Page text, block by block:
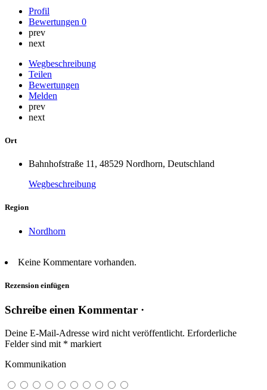
Profil
Bewertungen 0
prev
next
Wegbeschreibung
Teilen
Bewertungen
Melden
prev
next
Ort
Bahnhofstraße 11, 48529 Nordhorn, Deutschland
Wegbeschreibung
Region
Nordhorn
Keine Kommentare vorhanden.
Rezension einfügen
Schreibe einen Kommentar ·
Deine E-Mail-Adresse wird nicht veröffentlicht. Erforderliche
Felder sind mit * markiert
Kommunikation